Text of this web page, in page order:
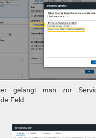
gelangt man zur
Feld